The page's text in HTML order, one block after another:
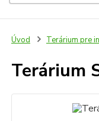
Úvod Terárium pre
Terárium